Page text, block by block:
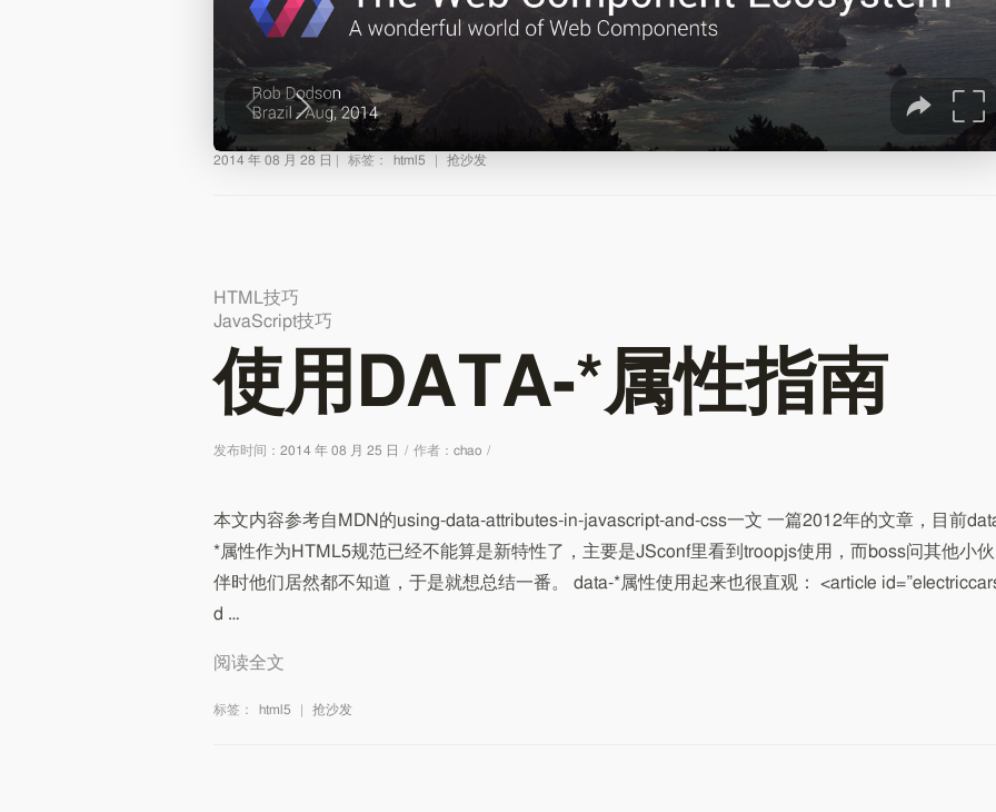
2014 年 08 月 28 日 标签： html5 抢沙发
HTML技巧
JavaScript技巧
使用DATA-*属性指南
发布时间： 2014 年 08 月 25 日 / 作者： chao /
本文内容参考自MDN的using-data-attributes-in-javascript-and-css一文 一篇2012年的文章，目前
*属性作为HTML5规范已经不能算是新特性了，主要是JSconf里看到troopjs使用，而boss问其他小伙
伴时他们居然都不知道，于是就想总结一番。 data-*属性使用起来也很直观： <article
d …
阅读全文
标签： html5 抢沙发